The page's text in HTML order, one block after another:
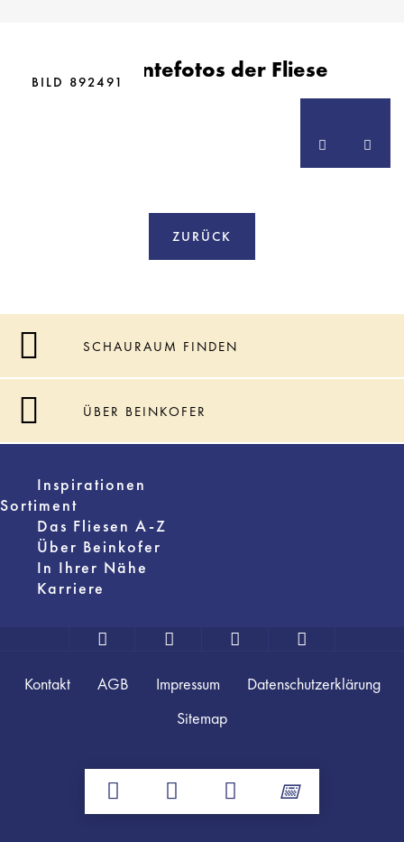
Ambientefotos der Fliese
BILD 892490
BILD 892491
ZURÜCK
SCHAURAUM FINDEN
ÜBER BEINKOFER
Inspirationen
Sortiment
Das Fliesen A-Z
Über Beinkofer
In Ihrer Nähe
Karriere
Kontakt AGB Impressum
Datenschutzerklärung
Sitemap